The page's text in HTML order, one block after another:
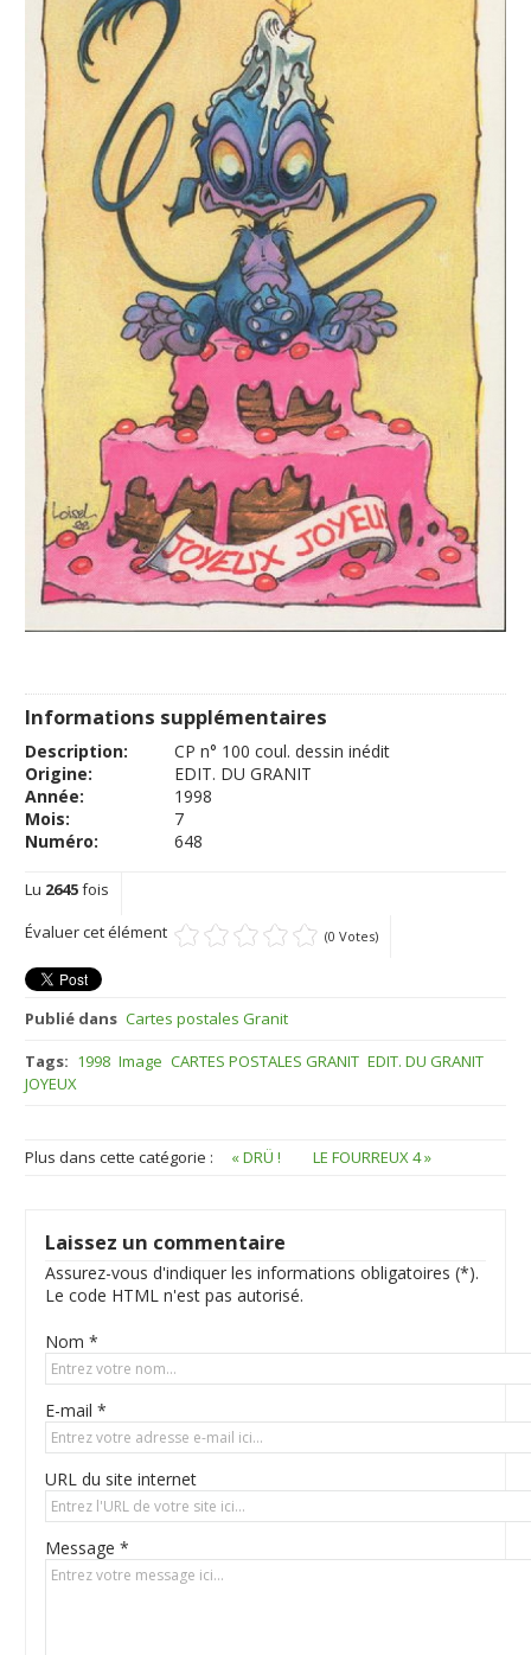
Informations supplémentaires
Description:
CP n° 100 coul. dessin inédit
Origine:
EDIT. DU GRANIT
Année:
1998
Mois:
7
Numéro:
648
Lu 2645fois
Évaluer cet élément
(0 Votes)
Publié dans Cartes postales Granit
Tags: 1998 Image CARTES POSTALES GRANIT EDIT. DU GRANIT
JOYEUX
Plus dans cette catégorie : « DRÜ ! LE FOURREUX 4 »
Laissez un commentaire
Assurez-vous d'indiquer les informations obligatoires (*).
Le code HTML n'est pas autorisé.
Nom *
E-mail *
URL du site internet
Message *